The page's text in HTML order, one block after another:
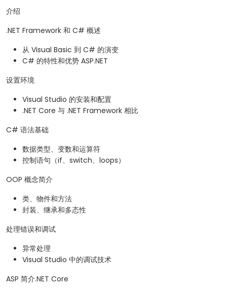
介绍
.NET Framework 和 C# 概述
从 Visual Basic 到 C# 的演变
C# 的特性和优势 ASP.NET
设置环境
Visual Studio 的安装和配置
.NET Core 与 .NET Framework 相比
C# 语法基础
数据类型、变数和运算符
控制语句（if、switch、loops）
OOP 概念简介
类、物件和方法
封装、继承和多态性
处理错误和调试
异常处理
Visual Studio 中的调试技术
ASP 简介.NET Core